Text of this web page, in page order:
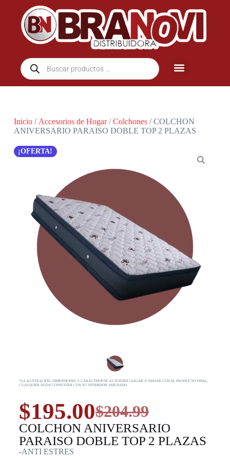
Inicio/ Accesorios de Hogar/Colchones/ COLCHON
ANIVERSARIO PARAISO DOBLE TOP 2 PLAZAS
¡OFERTA!
*LA ILUSTRACIÓN, DIMENSIONES Y CARACTERISTICAS PUEDEN LLEGAR A VARIAR CON EL PRODUCTO FINAL,
CUALQUIER DUDA CONSULTAR CON SU VENDEDOR ASIGNADO
$204.99
$195.00
COLCHON ANIVERSARIO
PARAISO DOBLE TOP 2 PLAZAS
-ANTI ESTRES